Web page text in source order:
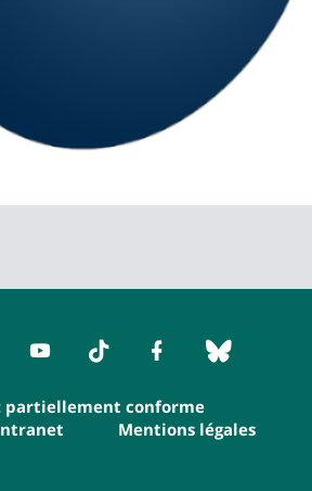
LinkedInYoutubeTikTok Facebook
partiellement conforme
Mentions légales